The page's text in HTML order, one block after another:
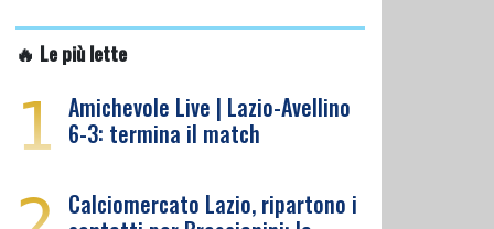
🔥 Le più lette
1 Amichevole Live | Lazio-Avellino
6-3: termina il match
Calciomercato Lazio, ripartono i